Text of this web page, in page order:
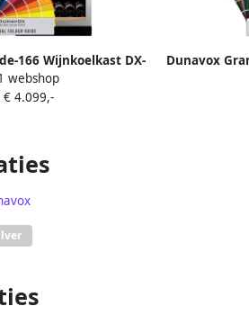
166 Wijnkoelkast DX-
Zones RAL Kleur RAL
Kleur
webshop
€ 4.099,-
Dunavox